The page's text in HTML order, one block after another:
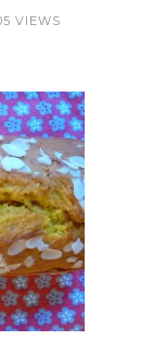
VIEWS